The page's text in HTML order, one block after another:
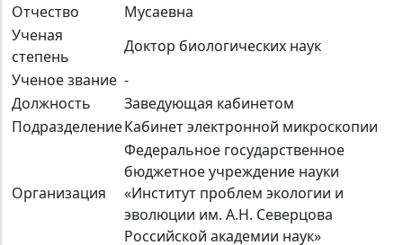
Отчество
Мусаевна
Ученая
степень
Доктор биологических наук
Ученое звание -
Должность
Заведующая кабинетом
ПодразделениеКабинет электронной микроскопии
Организация
Федеральное государственное
бюджетное учреждение науки
«Институт проблем экологии и
эволюции им. А.Н. Северцова
Российской академии наук»